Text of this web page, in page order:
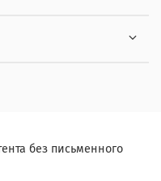
без письменного